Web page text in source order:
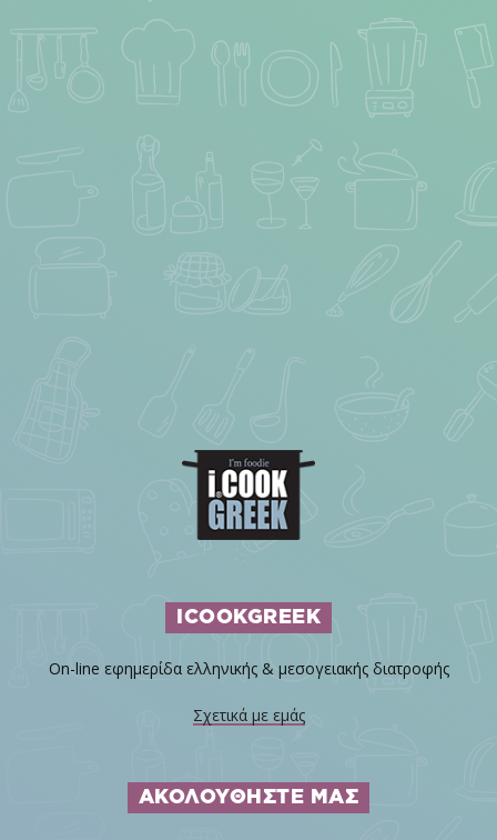
ICOOKGREEK
On-line εφημερίδα ελληνικής & μεσογειακής διατροφής
Σχετικά με εμάς
ΑΚΟΛΟΥΘΗΣΤΕ ΜΑΣ